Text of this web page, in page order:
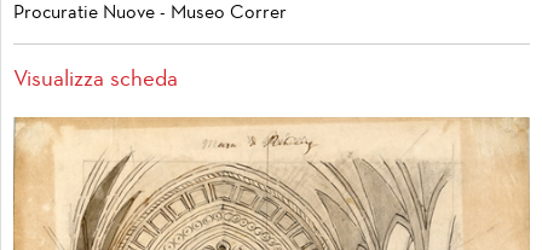
Procuratie Nuove - Museo Correr
Visualizza scheda